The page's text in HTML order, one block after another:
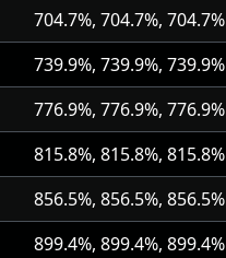
704.7%, 704.7%, 704.7%
739.9%, 739.9%, 739.9%
776.9%, 776.9%, 776.9%
815.8%, 815.8%, 815.8%
856.5%, 856.5%, 856.5%
899.4%, 899.4%, 899.4%